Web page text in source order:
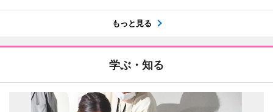
もっと見る
学ぶ・知る